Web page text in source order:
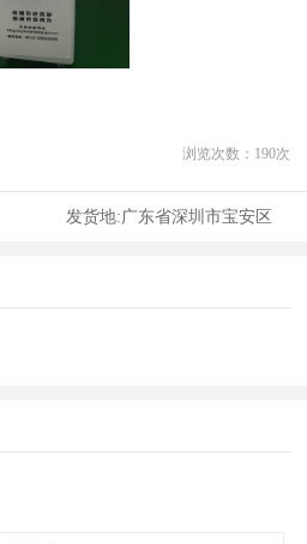
浏览次数： 190次
发货地:广东省深圳市宝安区